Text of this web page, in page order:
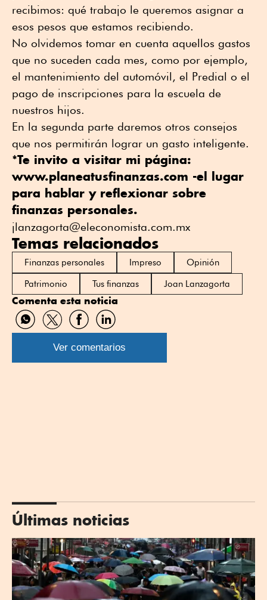
recibimos: qué trabajo le queremos asignar a
esos pesos que estamos recibiendo.
No olvidemos tomar en cuenta aquellos gastos
que no suceden cada mes, como por ejemplo,
el mantenimiento del automóvil, el Predial o el
pago de inscripciones para la escuela de
nuestros hijos.
En la segunda parte daremos otros consejos
que nos permitirán lograr un gasto inteligente.
*Te invito a visitar mi página:
www.planeatusfinanzas.com -el lugar
para hablar y reflexionar sobre
finanzas personales.
jlanzagorta@eleconomista.com.mx
Temas relacionados
Finanzas personales Impreso
Opinión
Patrimonio
Tus finanzas Joan Lanzagorta
Comenta esta noticia
Compartir
por
WhatsApp
Compartir
por
Twitter
Compartir
por
Facebook
Compartir
por
Linkedin
Ver comentarios
Últimas noticias